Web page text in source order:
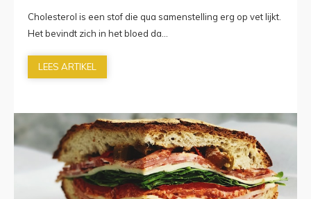
Cholesterol is een stof die qua samenstelling erg op vet lijkt.
Het bevindt zich in het bloed da...
LEES ARTIKEL